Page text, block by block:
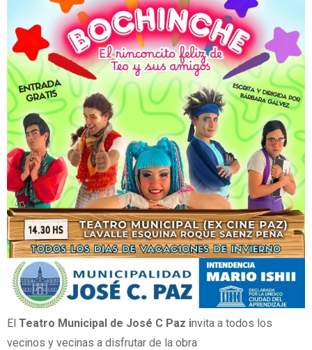
El Teatro Municipal de José C Paz invita a todos los
vecinos y vecinas a disfrutar de la obra